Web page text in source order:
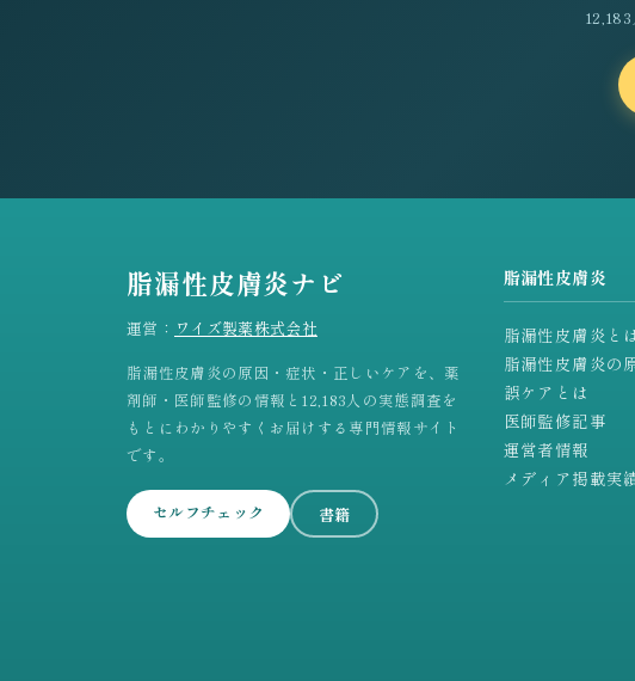
脂漏性皮膚炎ナビ
運営： ワイズ製薬株式会社
脂漏性皮膚炎の原因・症状・正しいケアを、薬
剤師・医師監修の情報と12,183人の実態調査を
もとにわかりやすくお届けする専門情報サイト
です。
セルフチェック 書籍
脂漏性皮膚炎
脂漏性皮膚炎と
脂漏性皮膚炎の
誤ケアとは
医師監修記事
運営者情報
メディア掲載実